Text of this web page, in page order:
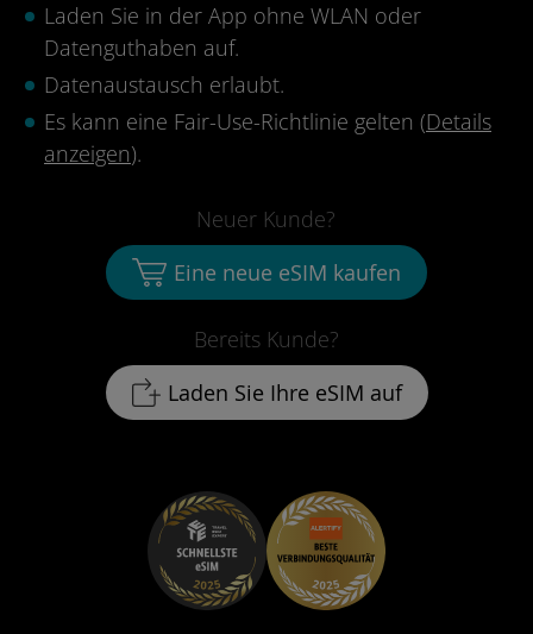
Laden Sie in der App ohne WLAN oder
Datenguthaben auf.
Datenaustausch erlaubt.
Es kann eine Fair-Use-Richtlinie gelten (Details
anzeigen).
Bereits Kunde?
Laden Sie Ihre eSIM auf
Neuer Kunde?
Eine neue eSIM kaufen